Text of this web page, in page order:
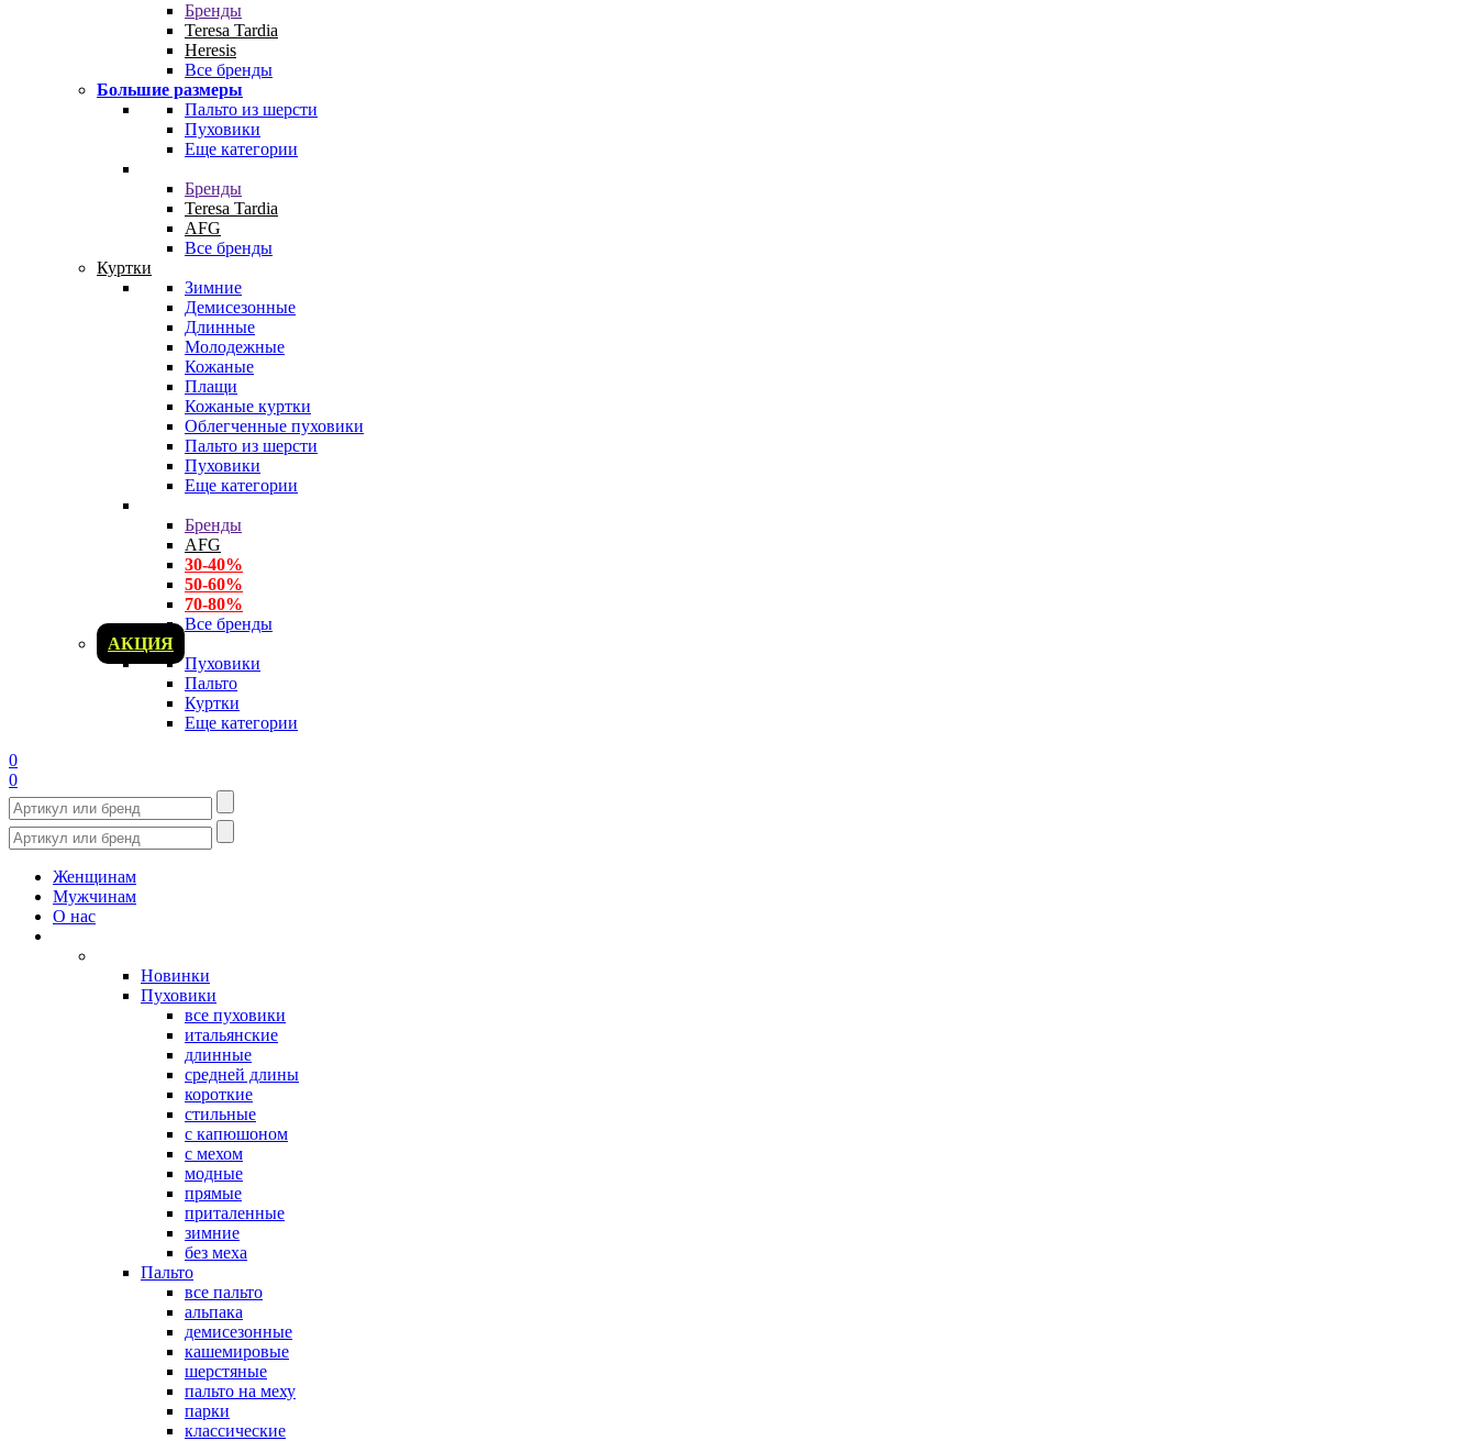
Бренды
Teresa Tardia
Heresis
Все бренды
Большие размеры
Пальто из шерсти
Пуховики
Еще категории
Бренды
Teresa Tardia
AFG
Все бренды
Куртки
Зимние
Демисезонные
Длинные
Молодежные
Кожаные
Плащи
Кожаные куртки
Облегченные пуховики
Пальто из шерсти
Пуховики
Еще категории
Бренды
AFG
30-40%
50-60%
70-80%
Все бренды
АКЦИЯ
Пуховики
Пальто
Куртки
Еще категории
0
0
Женщинам
Мужчинам
О нас
Новинки
Пуховики
все пуховики
итальянские
длинные
средней длины
короткие
стильные
с капюшоном
с мехом
модные
прямые
приталенные
зимние
без меха
Пальто
все пальто
альпака
демисезонные
кашемировые
шерстяные
пальто на меху
парки
классические